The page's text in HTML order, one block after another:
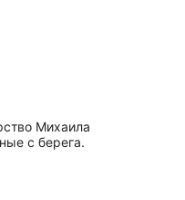
Михаила
с берега.